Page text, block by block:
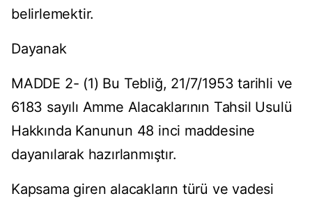
belirlemektir.
Dayanak
MADDE 2- (1) Bu Tebliğ, 21/7/1953 tarihli ve
6183 sayılı Amme Alacaklarının Tahsil Usulü
Hakkında Kanunun 48 inci maddesine
dayanılarak hazırlanmıştır.
Kapsama giren alacakların türü ve vadesi